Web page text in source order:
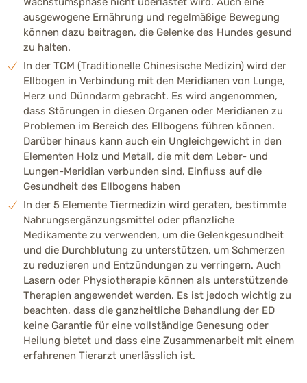
ausgewogene Ernährung und regelmäßige Bewegung
können dazu beitragen, die Gelenke des Hundes gesund
zu halten.
In der TCM (Traditionelle Chinesische Medizin) wird der
Ellbogen in Verbindung mit den Meridianen von Lunge,
Herz und Dünndarm gebracht. Es wird angenommen,
dass Störungen in diesen Organen oder Meridianen zu
Problemen im Bereich des Ellbogens führen können.
Darüber hinaus kann auch ein Ungleichgewicht in den
Elementen Holz und Metall, die mit dem Leber- und
Lungen-Meridian verbunden sind, Einfluss auf die
Gesundheit des Ellbogens haben
In der 5 Elemente Tiermedizin wird geraten, bestimmte
Nahrungsergänzungsmittel oder pflanzliche
Medikamente zu verwenden, um die Gelenkgesundheit
und die Durchblutung zu unterstützen, um Schmerzen
zu reduzieren und Entzündungen zu verringern. Auch
Lasern oder Physiotherapie können als unterstützende
Therapien angewendet werden. Es ist jedoch wichtig zu
beachten, dass die ganzheitliche Behandlung der ED
keine Garantie für eine vollständige Genesung oder
Heilung bietet und dass eine Zusammenarbeit mit einem
erfahrenen Tierarzt unerlässlich ist.